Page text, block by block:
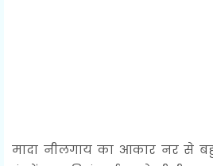
मादा नीलगाय का आकार नर से